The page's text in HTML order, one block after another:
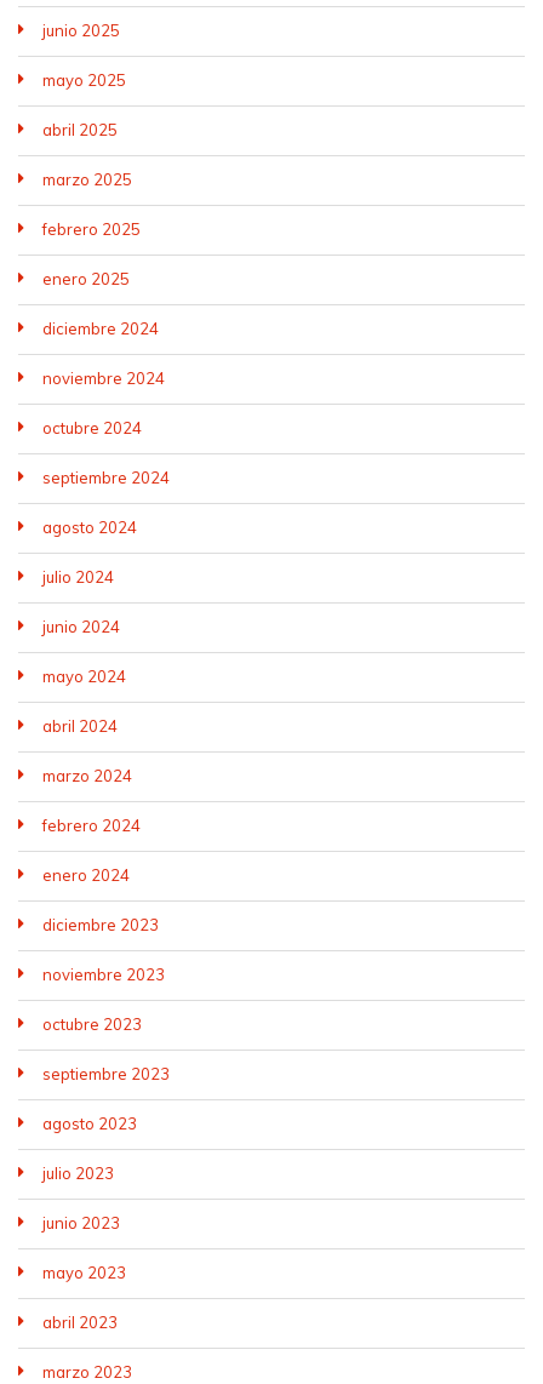
junio 2025
mayo 2025
abril 2025
marzo 2025
febrero 2025
enero 2025
diciembre 2024
noviembre 2024
octubre 2024
septiembre 2024
agosto 2024
julio 2024
junio 2024
mayo 2024
abril 2024
marzo 2024
febrero 2024
enero 2024
diciembre 2023
noviembre 2023
octubre 2023
septiembre 2023
agosto 2023
julio 2023
junio 2023
mayo 2023
abril 2023
marzo 2023